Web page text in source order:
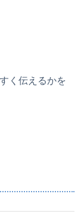
く伝えるかを